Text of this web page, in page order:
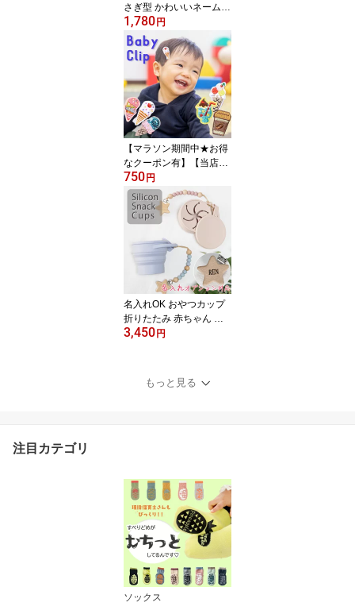
さぎ型 かわいいネーム入
れ 出産祝い お名前刻印
ベビー 赤ちゃん ベビー
ギフト トイホルダー お
しゃぶりホルダー 歯固め
ホルダー ストラップ お
しゃれ クリップ付き お
もちゃホルダー ベビーグ
ッズ ベビー用品 送料無
料
1,780円
【マラソン期間中★お得
なクーポン有】【当店オ
リジナル3個セット】 ヘ
アクリップ 男の子 女の
子 ベビー キッズ ヘアピ
ン 赤ちゃん ヘアアクセ
サリー 髪飾り アイスセ
ット ドリンクセット か
わいい オシャレ 個性的
プチプラ 男子にも
750円
名入れOK おやつカップ
折りたたみ 赤ちゃん お
やつケース ベビー お菓
お菓子 おやつ 持ち運び
保存容器 お菓子カップ
3,450円
もっと見る
注目カテゴリ
ソックス